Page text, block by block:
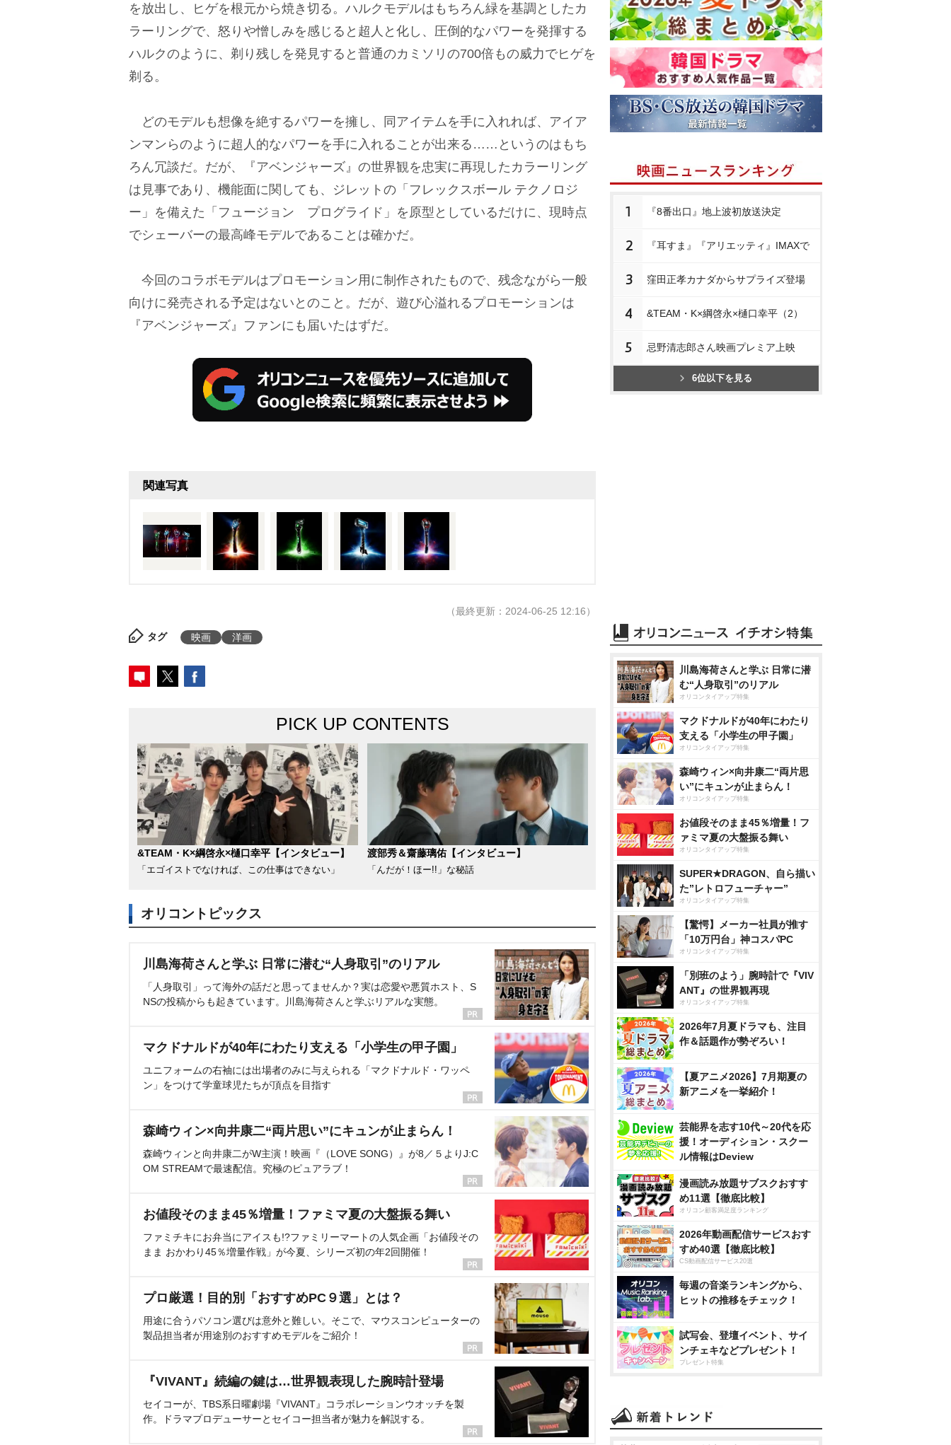
を放出し、ヒゲを根元から焼き切る。ハルクモデルはもちろん緑を基調としたカ
ラーリングで、怒りや憎しみを感じると超人と化し、圧倒的なパワーを発揮する
ハルクのように、剃り残しを発見すると普通のカミソリの700倍もの威力でヒゲを
剃る。
どのモデルも想像を絶するパワーを擁し、同アイテムを手に入れれば、アイア
ンマンらのように超人的なパワーを手に入れることが出来る……というのはもち
ろん冗談だ。だが、『アベンジャーズ』の世界観を忠実に再現したカラーリング
は見事であり、機能面に関しても、ジレットの「フレックスボール テクノロジ
ー」を備えた「フュージョン プログライド」を原型としているだけに、現時点
でシェーバーの最高峰モデルであることは確かだ。
今回のコラボモデルはプロモーション用に制作されたもので、残念ながら一般
向けに発売される予定はないとのこと。だが、遊び心溢れるプロモーションは
『アベンジャーズ』ファンにも届いたはずだ。
関連写真
（最終更新：2024-06-25 12:16）
タグ 映画 洋画
PICK UP CONTENTS
&TEAM・K×綱啓永×樋口幸平【インタビュー】
「エゴイストでなければ、この仕事はできない」
渡部秀＆齋藤璃佑【インタビュー】
「んだが！ほー!!」な秘話
オリコントピックス
川島海荷さんと学ぶ 日常に潜む“人身取引”のリアル
「人身取引」って海外の話だと思ってませんか？実は恋愛や悪質ホスト、S
NSの投稿からも起きています。川島海荷さんと学ぶリアルな実態。
マクドナルドが40年にわたり支える「小学生の甲子園」
ユニフォームの右袖には出場者のみに与えられる「マクドナルド・ワッペ
ン」をつけて学童球児たちが頂点を目指す
森崎ウィン×向井康二“両片思い”にキュンが止まらん！
森崎ウィンと向井康二がW主演！映画『（LOVE SONG）』が8／５よりJ:C
OM STREAMで最速配信。究極のピュアラブ！
お値段そのまま45％増量！ファミマ夏の大盤振る舞い
ファミチキにお弁当にアイスも!?ファミリーマートの人気企画「お値段その
まま おかわり45％増量作戦」が今夏、シリーズ初の年2回開催！
プロ厳選！目的別「おすすめPC９選」とは？
用途に合うパソコン選びは意外と難しい。そこで、マウスコンピューターの
製品担当者が用途別のおすすめモデルをご紹介！
『VIVANT』続編の鍵は…世界観表現した腕時計登場
セイコーが、TBS系日曜劇場『VIVANT』コラボレーションウオッチを製
作。ドラマプロデューサーとセイコー担当者が魅力を解説する。
1 『8番出口』地上波初放送決定
2 『耳すま』『アリエッティ』IMAXで
3 窪田正孝カナダからサプライズ登場
4 &TEAM・K×綱啓永×樋口幸平（2）
5 忌野清志郎さん映画プレミア上映
6位以下を見る
川島海荷さんと学ぶ 日常に潜
む“人身取引”のリアル
オリコンタイアップ特集
マクドナルドが40年にわたり
支える「小学生の甲子園」
オリコンタイアップ特集
森崎ウィン×向井康二“両片思
い”にキュンが止まらん！
オリコンタイアップ特集
お値段そのまま45％増量！フ
ァミマ夏の大盤振る舞い
オリコンタイアップ特集
SUPER★DRAGON、自ら描い
た”レトロフューチャー”
オリコンタイアップ特集
【驚愕】メーカー社員が推す
「10万円台」神コスパPC
オリコンタイアップ特集
「別班のよう」腕時計で『VIV
ANT』の世界観再現
オリコンタイアップ特集
2026年7月夏ドラマも、注目
作＆話題作が勢ぞろい！
【夏アニメ2026】7月期夏の
新アニメを一挙紹介！
芸能界を志す10代～20代を応
援！オーディション・スクー
ル情報はDeview
漫画読み放題サブスクおすす
め11選【徹底比較】
オリコン顧客満足度ランキング
2026年動画配信サービスおす
すめ40選【徹底比較】
CS動画配信サービス20選
毎週の音楽ランキングから、
ヒットの推移をチェック！
試写会、登壇イベント、サイ
ンチェキなどプレゼント！
プレゼント特集